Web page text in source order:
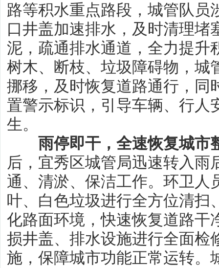
路等积水重点路段，城管队员
口井盖加速排水，及时清理堵
泥，疏通排水通道，全力提升
树木、断枝、垃圾障碍物，城
挪移，及时恢复道路通行，同
置警示标识，引导车辆、行人
生。
雨停即干，全速恢复城市
后，宜秀区城管局迅速转入雨
通、清淤、保洁工作。环卫人
叶、白色垃圾进行全方位清扫
化路面环境，快速恢复道路干
损井盖、排水设施进行全面检
施，保障城市功能正常运转。